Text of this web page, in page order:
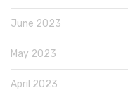
June 2023
May 2023
April 2023